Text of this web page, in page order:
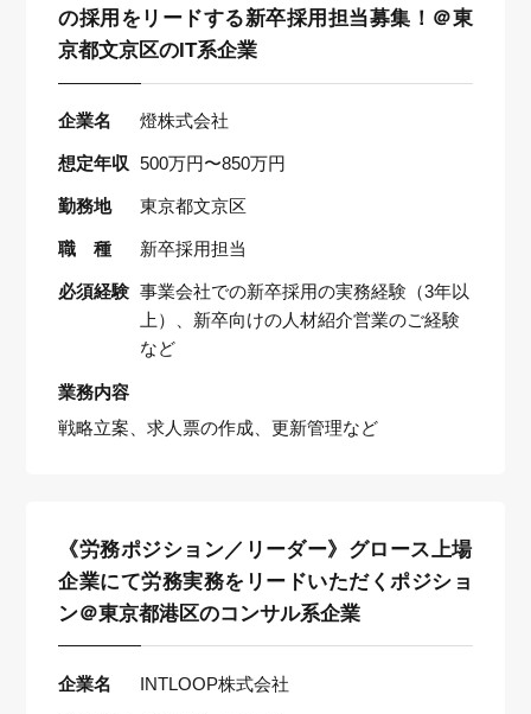
の採用をリードする新卒採用担当募集！＠東
京都文京区のIT系企業
企業名 燈株式会社
想定年収 500万円〜850万円
勤務地 東京都文京区
職 種 新卒採用担当
必須経験 事業会社での新卒採用の実務経験（3年以
上）、新卒向けの人材紹介営業のご経験
など
業務内容
戦略立案、求人票の作成、更新管理など
《労務ポジション／リーダー》グロース上場
企業にて労務実務をリードいただくポジショ
ン＠東京都港区のコンサル系企業
企業名 INTLOOP株式会社